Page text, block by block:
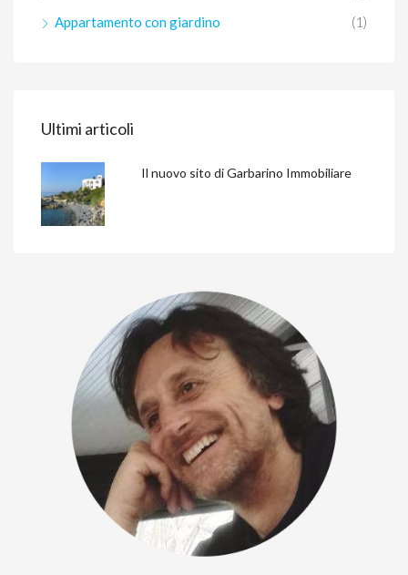
Appartamento con giardino
(1)
Ultimi articoli
Il nuovo sito di Garbarino Immobiliare